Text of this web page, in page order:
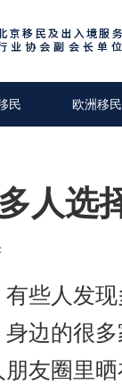
民 欧洲移民
人选
些人发
边的很
友圈里